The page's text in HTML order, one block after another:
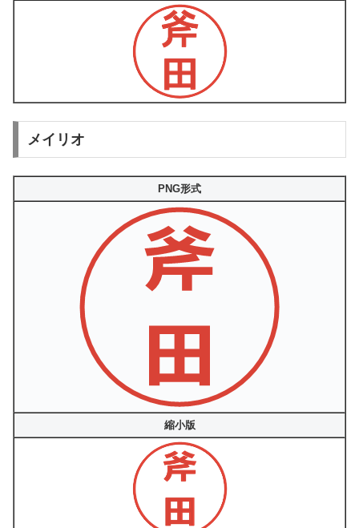
メイリオ
PNG形式
縮小版